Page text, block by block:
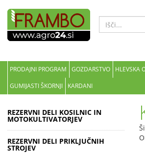
PRODAJNI PROGRAM GOZDARSTVO HLEVSKA
GUMIJASTI ŠKORNJI
KARDANI
REZERVNI DELI KOSILNIC IN
MOTOKULTIVATORJEV
REZERVNI DELI PRIKLJUČNIH
STROJEV